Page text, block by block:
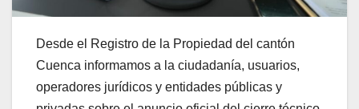
Desde el Registro de la Propiedad del cantón
Cuenca informamos a la ciudadanía, usuarios,
operadores jurídicos y entidades públicas y